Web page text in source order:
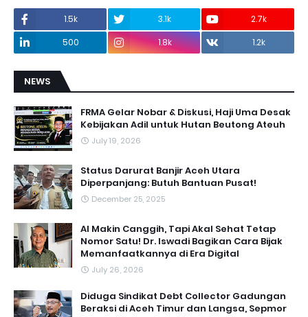
1.5k 3.1k
2.7k
500
1.8k 1.2k
NEWS
FRMA Gelar Nobar & Diskusi, Haji Uma Desak
Kebijakan Adil untuk Hutan Beutong Ateuh
July 19, 2026
Status Darurat Banjir Aceh Utara
Diperpanjang: Butuh Bantuan Pusat!
December 25, 2025
AI Makin Canggih, Tapi Akal Sehat Tetap
Nomor Satu! Dr. Iswadi Bagikan Cara Bijak
Memanfaatkannya di Era Digital
July 26, 2026
Diduga Sindikat Debt Collector Gadungan
Beraksi di Aceh Timur dan Langsa, Sepmor